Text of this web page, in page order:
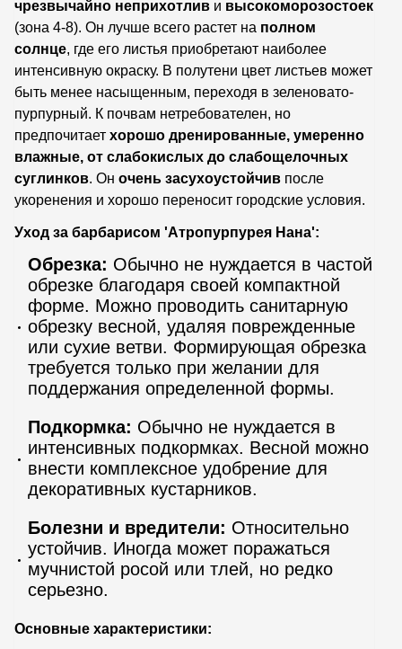
чрезвычайно неприхотлив и высокоморозостоек
(зона 4-8). Он лучше всего растет на полном
солнце, где его листья приобретают наиболее
интенсивную окраску. В полутени цвет листьев может
быть менее насыщенным, переходя в зеленовато-
пурпурный. К почвам нетребователен, но
предпочитает хорошо дренированные, умеренно
влажные, от слабокислых до слабощелочных
суглинков. Он очень засухоустойчив после
укоренения и хорошо переносит городские условия.
Уход за барбарисом 'Атропурпурея Нана':
Обрезка: Обычно не нуждается в частой
обрезке благодаря своей компактной
форме. Можно проводить санитарную
обрезку весной, удаляя поврежденные
или сухие ветви. Формирующая обрезка
требуется только при желании для
поддержания определенной формы.
Подкормка: Обычно не нуждается в
интенсивных подкормках. Весной можно
внести комплексное удобрение для
декоративных кустарников.
Болезни и вредители: Относительно
устойчив. Иногда может поражаться
мучнистой росой или тлей, но редко
серьезно.
Основные характеристики: